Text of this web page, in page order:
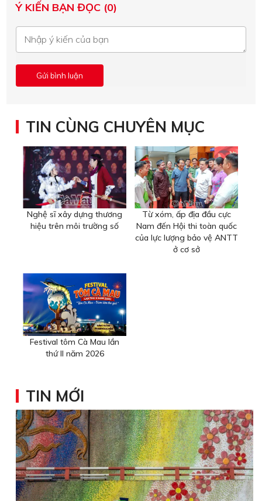
Ý KIẾN BẠN ĐỌC (0)
TIN CÙNG CHUYÊN MỤC
Nghệ sĩ xây dựng thương
hiệu trên môi trường số
Từ xóm, ấp địa đầu cực
Nam đến Hội thi toàn quốc
của lực lượng bảo vệ ANTT
ở cơ sở
Festival tôm Cà Mau lần
thứ II năm 2026
TIN MỚI